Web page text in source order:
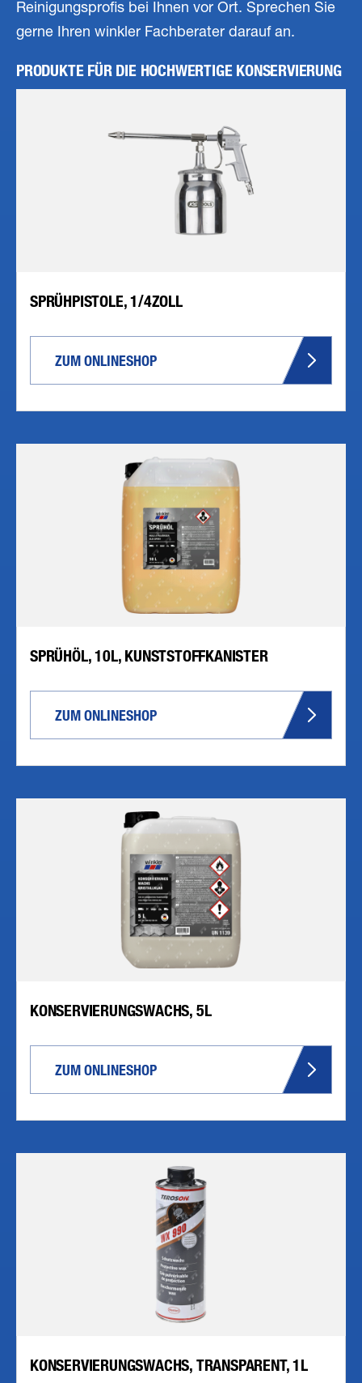
Reinigungsprofis bei Ihnen vor Ort. Sprechen Sie
gerne Ihren winkler Fachberater darauf an.
PRODUKTE FÜR DIE HOCHWERTIGE KONSERVIERUNG
SPRÜHPISTOLE, 1/4ZOLL
ZUM ONLINESHOP
SPRÜHÖL, 10L, KUNSTSTOFFKANISTER
ZUM ONLINESHOP
KONSERVIERUNGSWACHS, 5L
ZUM ONLINESHOP
KONSERVIERUNGSWACHS, TRANSPARENT, 1L